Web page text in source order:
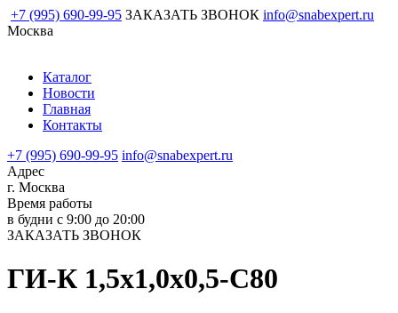
+7 (995) 690-99-95 ЗАКАЗАТЬ ЗВОНОК info@snabexpert.ru
Москва
Каталог
Новости
Главная
Контакты
+7 (995) 690-99-95 info@snabexpert.ru
Адрес
г. Москва
Время работы
в будни с 9:00 до 20:00
ЗАКАЗАТЬ ЗВОНОК
ГИ-К 1,5х1,0х0,5-С80